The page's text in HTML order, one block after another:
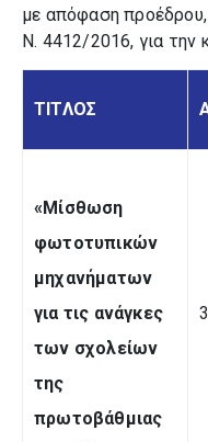
με απόφαση
Ν. 4412/2016, για την
ΤΙΤΛΟΣ
«Μίσθωση
φωτοτυπικών
μηχανήματων
για τις ανάγκες
των σχολείων
της
πρωτοβάθμιας